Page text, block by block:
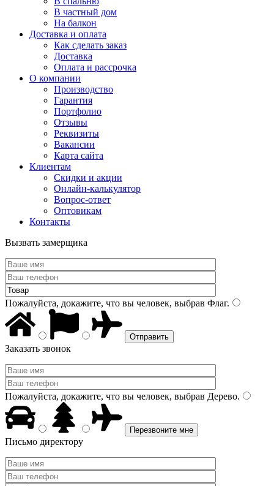
В частный дом
На балкон
Доставка и оплата
Как сделать заказ
Доставка
Оплата и рассрочка
О компании
Производство
Гарантия
Портфолио
Отзывы
Реквизиты
Вакансии
Карта сайта
Клиентам
Скидки и акции
Онлайн-калькулятор
Вопрос-ответ
Оптовикам
Контакты
Вызвать замерщика
Пожалуйста, докажите, что вы человек, выбрав Флаг.
Заказать звонок
Пожалуйста, докажите, что вы человек, выбрав Дерево.
Письмо директору